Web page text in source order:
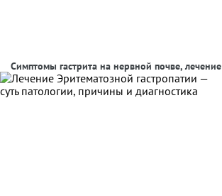
Симптомы гастрита на нервной почве, лечение